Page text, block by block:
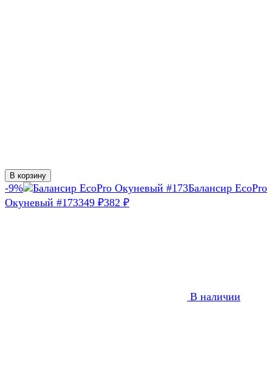
В корзину
-9%
Балансир EcoPro
Окуневый #173349 ₽382 ₽
В наличии